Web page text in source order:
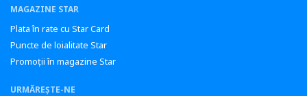
MAGAZINE STAR
Plata în rate cu Star Card
Puncte de loialitate Star
Promoții în magazine Star
URMĂREȘTE-NE